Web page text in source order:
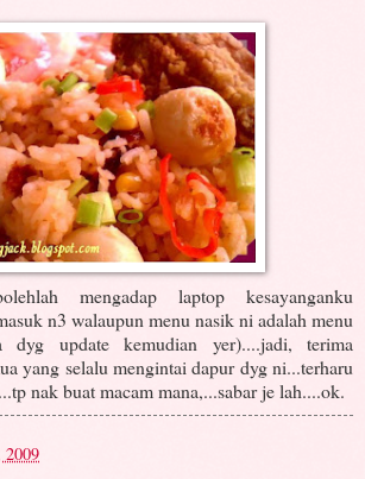
mengadap laptop kesayanganku
n3 walaupun menu nasik ni adalah menu
dyg update kemudian yer)....jadi, terima
yang selalu mengintai dapur dyg ni...terharu
nak buat macam mana,...sabar je lah....ok.
2009